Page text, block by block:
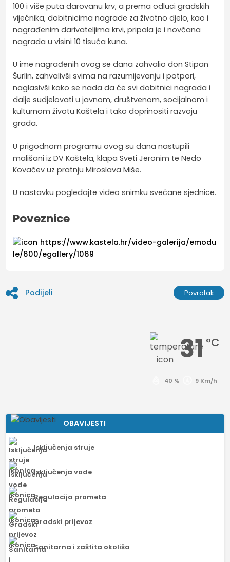
100 i više puta darovanu krv, a prema odluci gradskih
vijećnika, dobitnicima nagrade za životno djelo, kao i
nagrađenim darivateljima krvi, pripala je i novčana
nagrada u visini 10 tisuća kuna.
U ime nagrađenih ovog se dana zahvalio don Stipan
Šurlin, zahvalivši svima na razumijevanju i potpori,
naglasivši kako se nada da će svi dobitnici nagrada i
dalje sudjelovati u javnom, društvenom, socijalnom i
kulturnom životu Kaštela i tako doprinositi razvoju
grada.
U prigodnom programu ovog su dana nastupili
mališani iz DV Kaštela, klapa Sveti Jeronim te Nedo
Kovačev uz pratnju Miroslava Miše.
U nastavku pogledajte video snimku svečane sjednice.
Poveznice
https://www.kastela.hr/video-galerija/emodu
le/600/egallery/1069
Podijeli Povratak
31 °C
40 % 9 Km/h
OBAVIJESTI
Isključenja struje
Isključenja vode
Regulacija prometa
Gradski prijevoz
Sanitarna i zaštita okoliša